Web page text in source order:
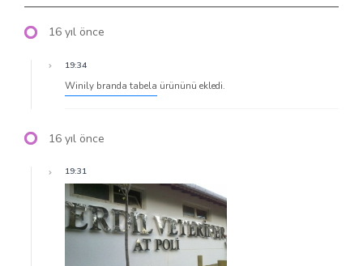
16 yıl önce
19:34
Winily branda tabela ürününü ekledi.
16 yıl önce
19:31